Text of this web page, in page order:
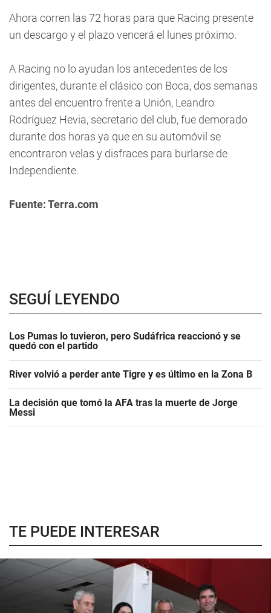
Ahora corren las 72 horas para que Racing presente
un descargo y el plazo vencerá el lunes próximo.
A Racing no lo ayudan los antecedentes de los
dirigentes, durante el clásico con Boca, dos semanas
antes del encuentro frente a Unión, Leandro
Rodríguez Hevia, secretario del club, fue demorado
durante dos horas ya que en su automóvil se
encontraron velas y disfraces para burlarse de
Independiente.
Fuente: Terra.com
SEGUÍ LEYENDO
Los Pumas lo tuvieron, pero Sudáfrica reaccionó y se
quedó con el partido
River volvió a perder ante Tigre y es último en la Zona B
La decisión que tomó la AFA tras la muerte de Jorge
Messi
TE PUEDE INTERESAR